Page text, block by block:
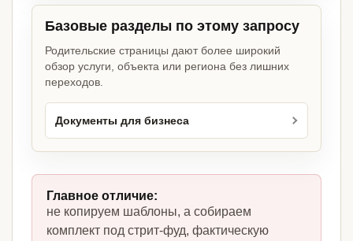
Базовые разделы по этому запросу
Родительские страницы дают более широкий
обзор услуги, объекта или региона без лишних
переходов.
Документы для бизнеса
Главное отличие:
не копируем шаблоны, а собираем
комплект под стрит-фуд, фактическую